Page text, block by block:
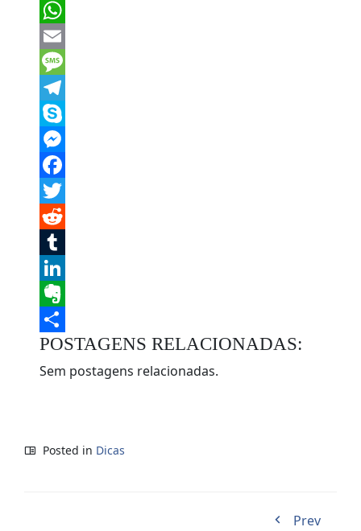
PrintFriendly
WhatsApp
Email
Message
Telegram
Skype
Messenger
Facebook
Twitter
Reddit
Tumblr
LinkedIn
Evernote
Share
POSTAGENS RELACIONADAS:
Sem postagens relacionadas.
Posted in Dicas
Prev